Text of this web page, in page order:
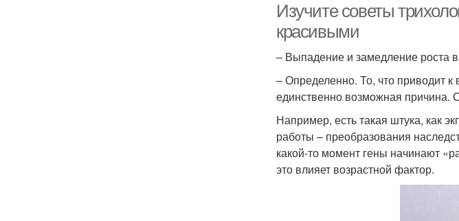
Изучите советы
красивыми
– Выпадение и замедление роста
– Определенно. То, что приводит
единственно возможная причина.
Например, есть такая штука, как
работы – преобразования
какой-то момент гены начинают
это влияет возрастной фактор.